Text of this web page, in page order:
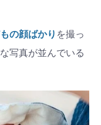
の顔ばかり を撮っ
写真が並んでいる